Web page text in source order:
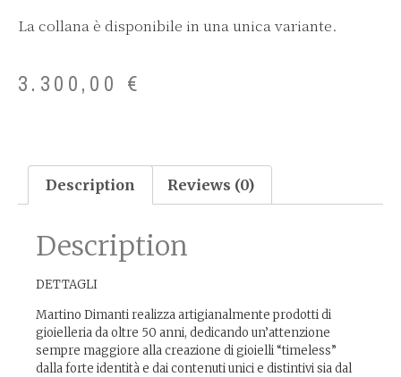
La collana è disponibile in una unica variante.
3.300,00 €
Description Reviews (0)
Description
DETTAGLI
Martino Dimanti realizza artigianalmente prodotti di
gioielleria da oltre 50 anni, dedicando un’attenzione
sempre maggiore alla creazione di gioielli “timeless”
dalla forte identità e dai contenuti unici e distintivi sia dal